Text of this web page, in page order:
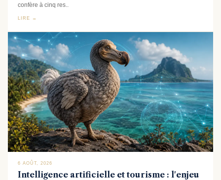
confère à cinq res..
LIRE →
6 AOÛT, 2026
Intelligence artificielle et tourisme : l'enjeu